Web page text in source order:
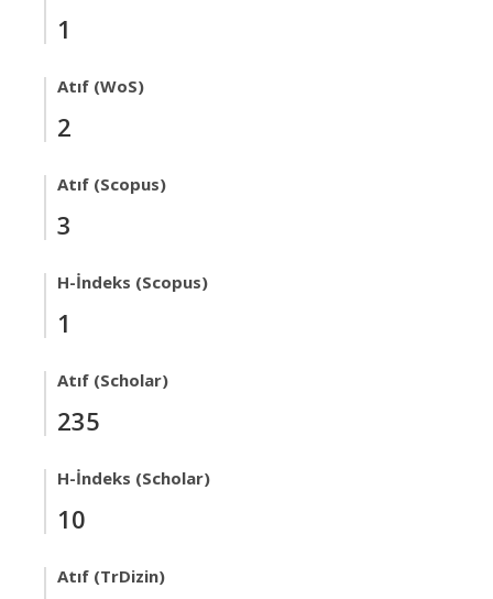
1
Atıf (WoS)
2
Atıf (Scopus)
3
H-İndeks (Scopus)
1
Atıf (Scholar)
235
H-İndeks (Scholar)
10
Atıf (TrDizin)